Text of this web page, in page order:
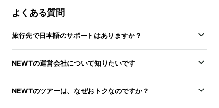
よくある質問
旅行先で日本語のサポートはありますか？
NEWTの運営会社について知りたいです
NEWTのツアーは、なぜおトクなのですか？